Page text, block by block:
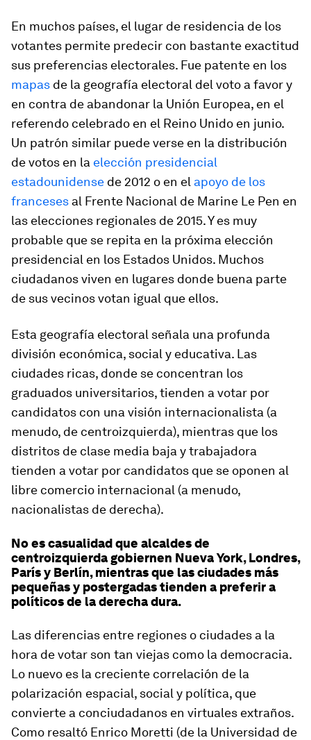
En muchos países, el lugar de residencia de los
votantes permite predecir con bastante exactitud
sus preferencias electorales. Fue patente en los
mapas de la geografía electoral del voto a favor y
en contra de abandonar la Unión Europea, en el
referendo celebrado en el Reino Unido en junio.
Un patrón similar puede verse en la distribución
de votos en la elección presidencial
estadounidense de 2012 o en el apoyo de los
franceses al Frente Nacional de Marine Le Pen en
las elecciones regionales de 2015. Y es muy
probable que se repita en la próxima elección
presidencial en los Estados Unidos. Muchos
ciudadanos viven en lugares donde buena parte
de sus vecinos votan igual que ellos.
Esta geografía electoral señala una profunda
división económica, social y educativa. Las
ciudades ricas, donde se concentran los
graduados universitarios, tienden a votar por
candidatos con una visión internacionalista (a
menudo, de centroizquierda), mientras que los
distritos de clase media baja y trabajadora
tienden a votar por candidatos que se oponen al
libre comercio internacional (a menudo,
nacionalistas de derecha).
No es casualidad que alcaldes de
centroizquierda gobiernen Nueva York, Londres,
París y Berlín, mientras que las ciudades más
pequeñas y postergadas tienden a preferir a
políticos de la derecha dura.
Las diferencias entre regiones o ciudades a la
hora de votar son tan viejas como la democracia.
Lo nuevo es la creciente correlación de la
polarización espacial, social y política, que
convierte a conciudadanos en virtuales extraños.
Como resaltó Enrico Moretti (de la Universidad de